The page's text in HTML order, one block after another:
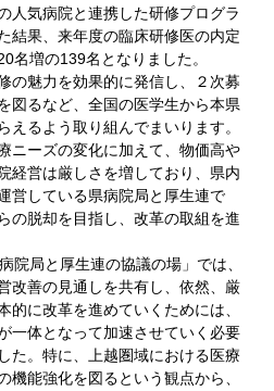
人気病院と連携した研修プログラ
結果、来年度の臨床研修医の内定
名増の139名となりました。
の魅力を効果的に発信し、２次募
図るなど、全国の医学生から本県
えるよう取り組んでまいります。
ニーズの変化に加えて、物価高や
経営は厳しさを増しており、県内
営している県病院局と厚生連で
の脱却を目指し、改革の取組を進
局と厚生連の協議の場」では、
改善の見通しを共有し、依然、厳
的に改革を進めていくためには、
一体となって加速させていく必要
た。特に、上越圏域における医療
機能強化を図るという観点から、